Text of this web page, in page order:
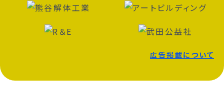
広告掲載について